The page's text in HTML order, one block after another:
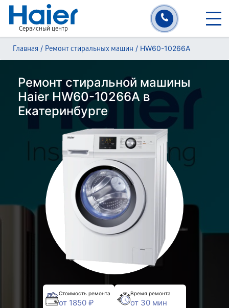
Сервисный центр
Главная / Ремонт стиральных машин / HW60-10266A
Ремонт стиральной машины
Haier HW60-10266A в
Екатеринбурге
Стоимость ремонта
от 1850 ₽
Время ремонта
от 30 мин